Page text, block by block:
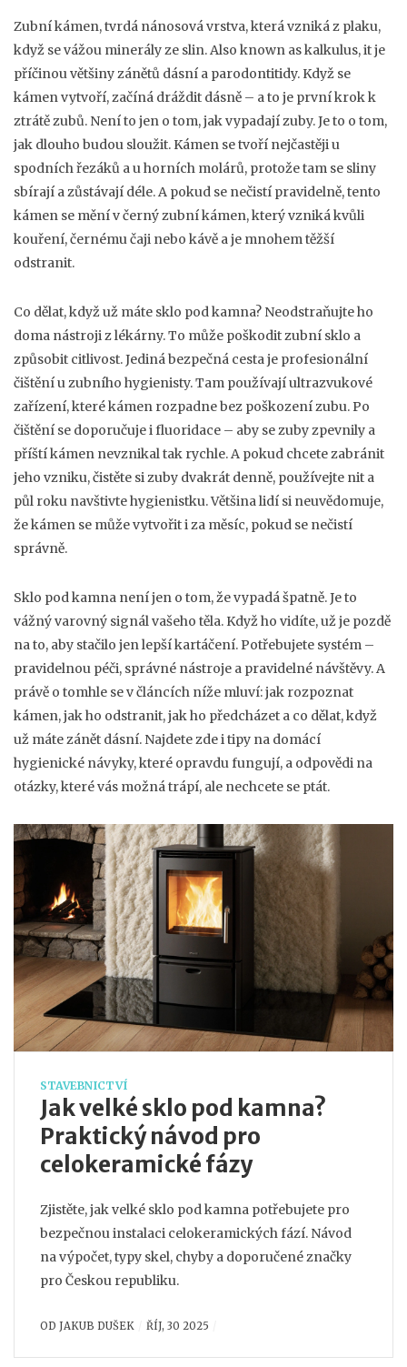
Zubní kámen,tvrdá nánosová vrstva, která vzniká z plaku,
když se vážou minerály ze slin. Also known askalkulus, it je
příčinou většiny zánětů dásní a parodontitidy. Když se
kámen vytvoří, začíná dráždit dásně – a to je první krok k
ztrátě zubů. Není to jen o tom, jak vypadají zuby. Je to o tom,
jak dlouho budou sloužit. Kámen se tvoří nejčastěji u
spodních řezáků a u horních molárů, protože tam se sliny
sbírají a zůstávají déle. A pokud se nečistí pravidelně, tento
kámen se mění včerný zubní kámen,který vzniká kvůli
kouření, černému čaji nebo kávě a je mnohem těžší
odstranit.
Co dělat, když už máte sklo pod kamna? Neodstraňujte ho
doma nástroji z lékárny. To může poškodit zubní sklo a
způsobit citlivost. Jediná bezpečná cesta je profesionální
čištění u zubního hygienisty. Tam používají ultrazvukové
zařízení, které kámen rozpadne bez poškození zubu. Po
čištění se doporučuje i fluoridace – aby se zuby zpevnily a
příští kámen nevznikal tak rychle. A pokud chcete zabránit
jeho vzniku, čistěte si zuby dvakrát denně, používejte nit a
půl roku navštivte hygienistku. Většina lidí si neuvědomuje,
že kámen se může vytvořit i za měsíc, pokud se nečistí
správně.
Sklo pod kamna není jen o tom, že vypadá špatně. Je to
vážný varovný signál vašeho těla. Když ho vidíte, už je pozdě
na to, aby stačilo jen lepší kartáčení. Potřebujete systém –
pravidelnou péči, správné nástroje a pravidelné návštěvy. A
právě o tomhle se v článcích níže mluví: jak rozpoznat
kámen, jak ho odstranit, jak ho předcházet a co dělat, když
už máte zánět dásní. Najdete zde i tipy na domácí
hygienické návyky, které opravdu fungují, a odpovědi na
otázky, které vás možná trápí, ale nechcete se ptát.
STAVEBNICTVÍ
Jak velké sklo pod kamna?
Praktický návod pro
celokeramické fázy
Zjistěte, jak velké sklo pod kamna potřebujete pro
bezpečnou instalaci celokeramických fází. Návod
na výpočet, typy skel, chyby a doporučené značky
pro Českou republiku.
OD JAKUB DUŠEK ŘÍJ, 30 2025